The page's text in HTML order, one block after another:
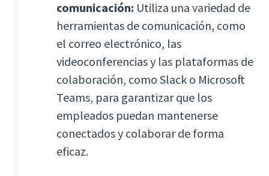
comunicación: Utiliza una variedad de
herramientas de comunicación, como
el correo electrónico, las
videoconferencias y las plataformas de
colaboración, como Slack o Microsoft
Teams, para garantizar que los
empleados puedan mantenerse
conectados y colaborar de forma
eficaz.